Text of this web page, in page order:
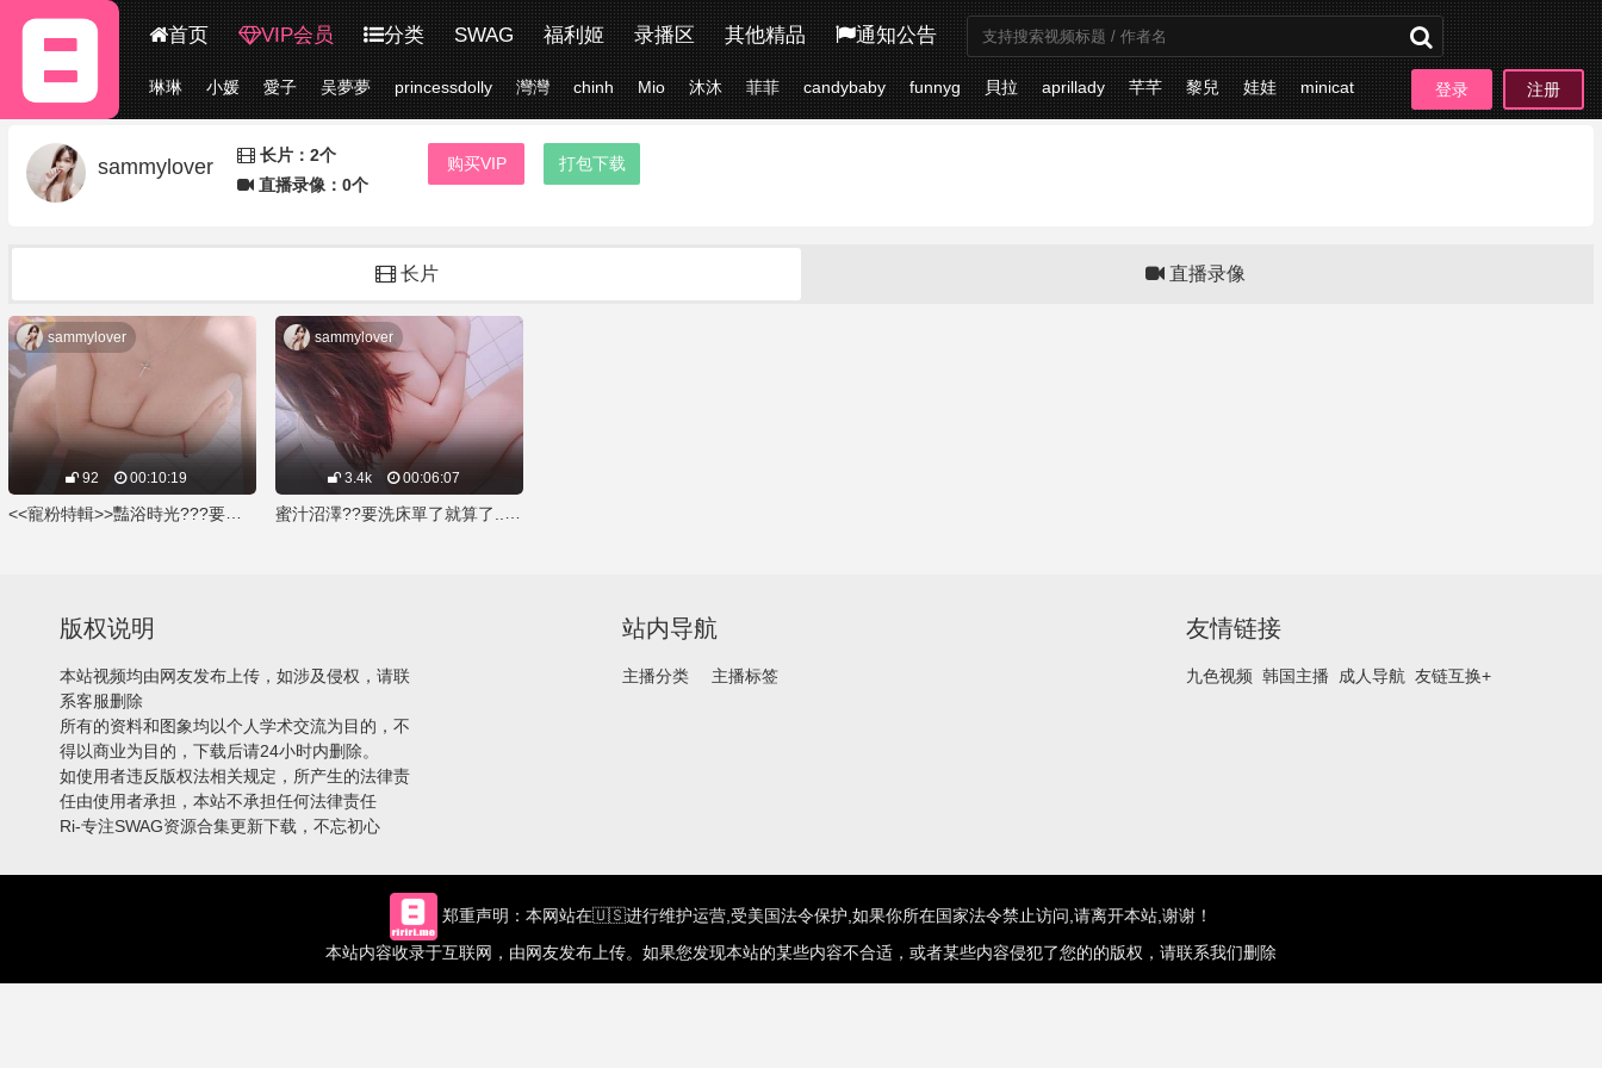
首页 VIP会员 分类 SWAG 福利姬 录播区 其他精品 通知公告
登录 注册
琳琳 小媛 愛子 吴夢夢 princessdolly 灣灣 chinh Mio 沐沐 菲菲 candybaby funnyg 貝拉 aprillady 芊芊 黎兒 娃娃 minicat
sammylover
长片：2个
直播录像：0个
购买VIP 打包下载
长片 直播录像
92 00:10:19
sammylover
3.4k 00:06:07
sammylover
版权说明
本站视频均由网友发布上传，如涉及侵权，请联
系客服删除
所有的资料和图象均以个人学术交流为目的，不
得以商业为目的，下载后请24小时内删除。
如使用者违反版权法相关规定，所产生的法律责
任由使用者承担，本站不承担任何法律责任
Ri-专注SWAG资源合集更新下载，不忘初心
站内导航
主播分类 主播标签
友情链接
九色视频 韩国主播 成人导航 友链互换+
郑重声明：本网站在🇺🇸进行维护运营,受美国法令保护,如果你所在国家法令禁止访问,请离开本站,谢谢！
本站内容收录于互联网，由网友发布上传。如果您发现本站的某些内容不合适，或者某些内容侵犯了您的的版权，请联系我们删除